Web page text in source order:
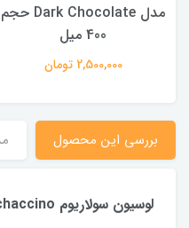
مدل Dark Chocolate حجم
400 میل
2,500,000 تومان
بررسی این محصول
لوسیون سولاریوم Mochaccino: